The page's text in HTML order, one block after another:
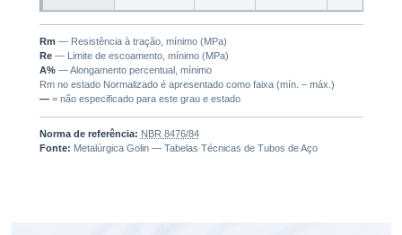
Rm — Resistência à tração, mínimo (MPa)
Re— Limite de escoamento, mínimo (MPa)
A%— Alongamento percentual, mínimo
Rm no estado Normalizado é apresentado como faixa (mín. – máx.)
—= não especificado para este grau e estado
Norma de referência: NBR 8476/84
Fonte: Metalúrgica Golin — Tabelas Técnicas de Tubos de Aço